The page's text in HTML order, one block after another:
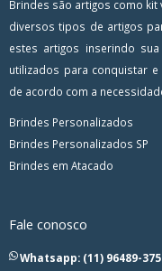
Brindes são artigos como kit
diversos tipos de artigos
estes artigos inserindo
utilizados para conquistar
de acordo com a
Brindes Personalizados
Brindes Personalizados SP
Brindes em Atacado
Fale conosco
Whatsapp: (11) 96489-